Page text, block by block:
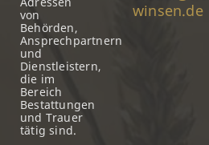
von
Behörden,
Ansprechpartnern
und
Dienstleistern,
die im
Bereich
Bestattungen
und Trauer
tätig sind.
winsen.de